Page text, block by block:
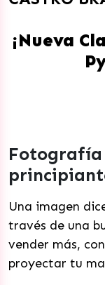
¡Nueva
Fotografía
Una imagen
través de una
vender más,
proyectar tu